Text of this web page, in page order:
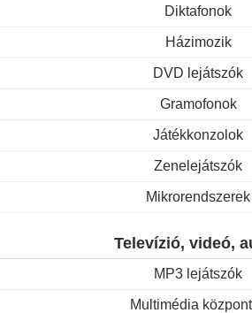
Diktafonok
Házimozik
DVD lejátszók
Gramofonok
Játékkonzolok
Zenelejátszók
Mikrorendszerek
Televízió, videó,
MP3 lejátszók
Multimédia